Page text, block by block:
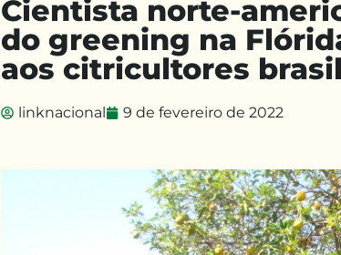
linknacional 9 de fevereiro de 2022
Cientista norte-
do greening na
aos citricultores